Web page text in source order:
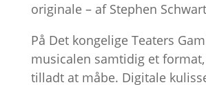
originale – af Stephen
På Det kongelige Teaters
musicalen samtidig et
tilladt at måbe. Digitale